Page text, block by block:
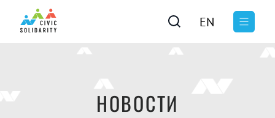
EN
НОВОСТИ